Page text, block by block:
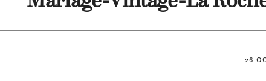
26